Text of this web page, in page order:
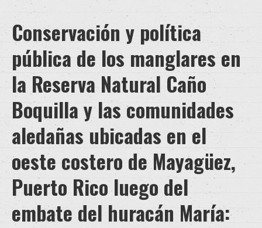
Conservación y política
pública de los manglares en
la Reserva Natural Caño
Boquilla y las comunidades
aledañas ubicadas en el
oeste costero de Mayagüez,
Puerto Rico luego del
embate del huracán María: